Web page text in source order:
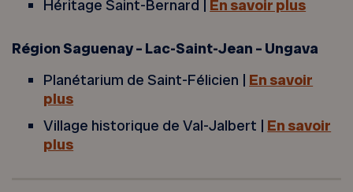
Héritage Saint-Bernard | En savoir plus
Région Saguenay – Lac-Saint-Jean – Ungava
Planétarium de Saint-Félicien | En savoir
plus
Village historique de Val-Jalbert | En savoir
plus